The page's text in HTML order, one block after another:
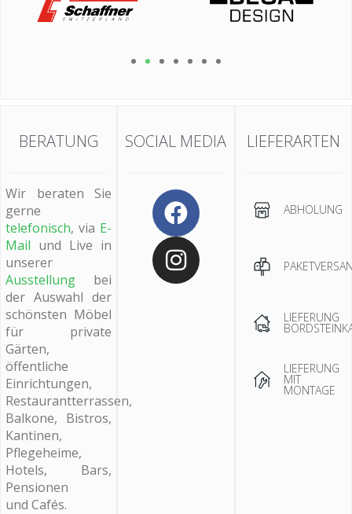
BERATUNG
Wir beraten Sie
gerne
telefonisch, via E-
Mail und Live in
unserer
Ausstellungbei
der Auswahl der
schönsten Möbel
für private
Gärten,
öffentliche
Einrichtungen,
Restaurantterrassen,
Balkone, Bistros,
Kantinen,
Pflegeheime,
Hotels, Bars,
Pensionen
und Cafés.
SOCIAL MEDIA LIEFERARTEN
ABHOLUNG
LIEFERUNG
LIEFERUNG
MIT
MONTAGE